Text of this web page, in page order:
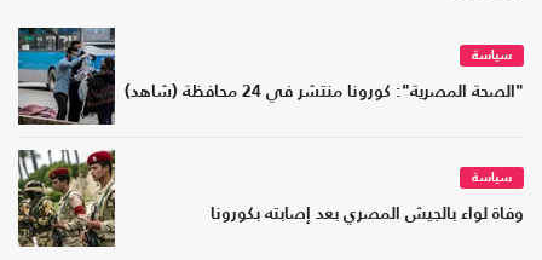
سياسة
"الصحة المصرية": كورونا منتشر في 24 محافظة (شاهد)
سياسة
وفاة لواء بالجيش المصري بعد إصابته بكورونا